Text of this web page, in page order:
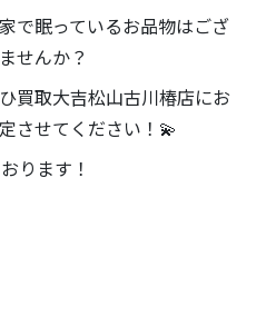
で眠っているお品物はござ
せんか？
買取大吉松山古川椿店にお
させてください！💫
ります！